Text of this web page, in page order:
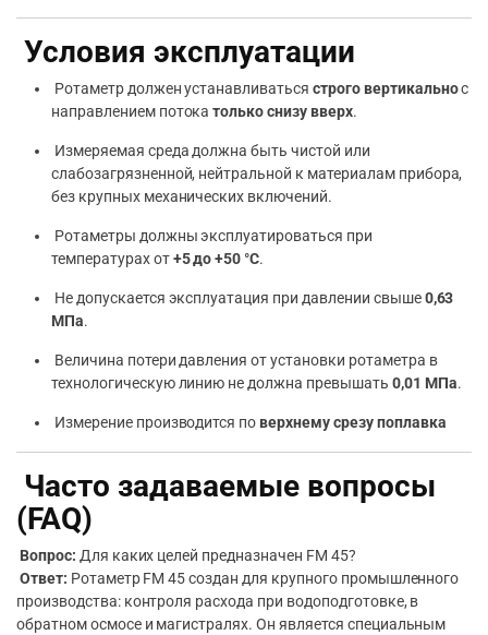
Условия эксплуатации
Ротаметр должен устанавливатьсястрого вертикальнос
направлением потокатолько снизу вверх.
Измеряемая среда должна быть чистой или
слабозагрязненной, нейтральной к материалам прибора,
без крупных механических включений.
Ротаметры должны эксплуатироваться при
температурах от+5 до +50 °C.
Не допускается эксплуатация при давлении свыше0,63
МПа.
Величина потери давления от установки ротаметра в
технологическую линию не должна превышать 0,01 МПа.
Измерение производится по верхнему срезу поплавка
Часто задаваемые вопросы
(FAQ)
Вопрос: Для каких целей предназначен FM 45?
Ответ: Ротаметр FM 45 создан для крупного промышленного
производства: контроля расхода при водоподготовке, в
обратном осмосе и магистралях. Он является специальным